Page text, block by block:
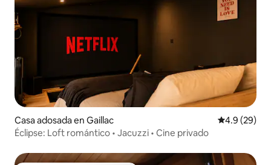
Casa adosada en Gaillac Calificación
4.9 (29)
Éclipse: Loft romántico • Jacuzzi • Cine privado